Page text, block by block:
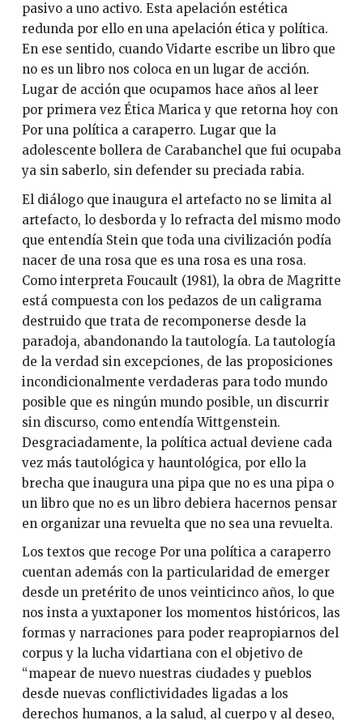
pasivo a uno activo. Esta apelación estética
redunda por ello en una apelación ética y política.
En ese sentido, cuando Vidarte escribe un libro que
no es un libro nos coloca en un lugar de acción.
Lugar de acción que ocupamos hace años al leer
por primera vez Ética Marica y que retorna hoy con
Por una política a caraperro. Lugar que la
adolescente bollera de Carabanchel que fui ocupaba
ya sin saberlo, sin defender su preciada rabia.
El diálogo que inaugura el artefacto no se limita al
artefacto, lo desborda y lo refracta del mismo modo
que entendía Stein que toda una civilización podía
nacer de una rosa que es una rosa es una rosa.
Como interpreta Foucault (1981), la obra de Magritte
está compuesta con los pedazos de un caligrama
destruido que trata de recomponerse desde la
paradoja, abandonando la tautología. La tautología
de la verdad sin excepciones, de las proposiciones
incondicionalmente verdaderas para todo mundo
posible que es ningún mundo posible, un discurrir
sin discurso, como entendía Wittgenstein.
Desgraciadamente, la política actual deviene cada
vez más tautológica y hauntológica, por ello la
brecha que inaugura una pipa que no es una pipa o
un libro que no es un libro debiera hacernos pensar
en organizar una revuelta que no sea una revuelta.
Los textos que recoge Por una política a caraperro
cuentan además con la particularidad de emerger
desde un pretérito de unos veinticinco años, lo que
nos insta a yuxtaponer los momentos históricos, las
formas y narraciones para poder reapropiarnos del
corpus y la lucha vidartiana con el objetivo de
“mapear de nuevo nuestras ciudades y pueblos
desde nuevas conflictividades ligadas a los
derechos humanos, a la salud, al cuerpo y al deseo,